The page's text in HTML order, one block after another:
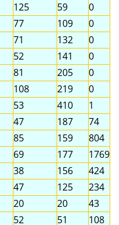
125 59
0
77 109
0
71 132
0
52 141
0
81 205
0
108 219
0
53 410
1
47 187
74
85 159
804
69 177
1769
38 156
424
47 125
234
20 20
43
52 51 108